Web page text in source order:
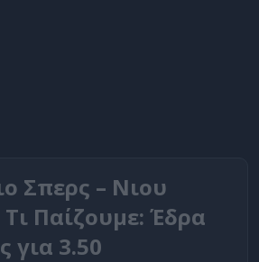
Σπερς – Νιου
Τι Παίζουμε: Έδρα
για 3.50